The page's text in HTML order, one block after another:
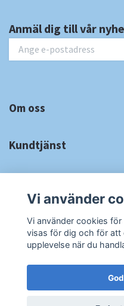
Anmäl dig till vår
Om oss
Kundtjänst
Sociala medier
Vi använder
Vi använder cookies
visas för dig och för att
upplevelse när du